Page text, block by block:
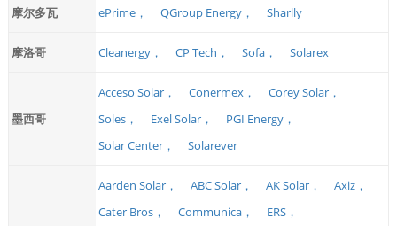
摩尔多瓦 ePrime， QGroup Energy， Sharlly
摩洛哥 Cleanergy， CP Tech， Sofa， Solarex
墨西哥
Acceso Solar， Conermex，
Corey Solar，
Soles，
Exel Solar，
PGI Energy，
Solar Center，
Solarever
Aarden Solar， ABC Solar， AK Solar，
Axiz，
Cater Bros，
Communica，
ERS，